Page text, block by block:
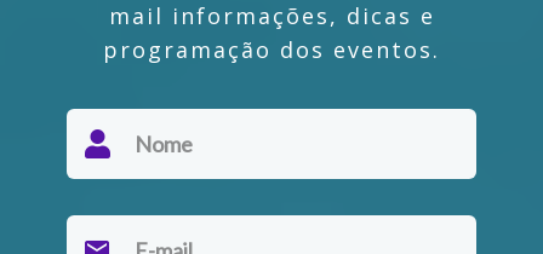
mail informações, dicas e
programação dos eventos.